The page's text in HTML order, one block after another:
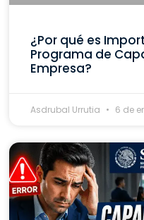
¿Por qué es
Programa de
Empresa?
Asdrubal Urrutia 6 de